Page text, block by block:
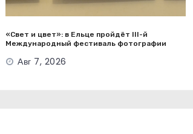
«Свет и цвет»: в Ельце пройдёт III-й
Международный фестиваль фотографии
Авг 7, 2026